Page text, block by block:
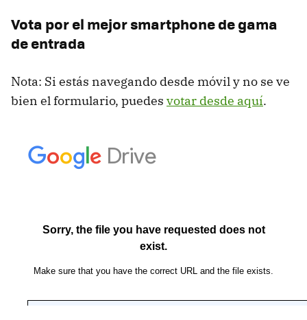
Vota por el mejor smartphone de gama
de entrada
Nota: Si estás navegando desde móvil y no se ve
bien el formulario, puedes votar desde aquí.